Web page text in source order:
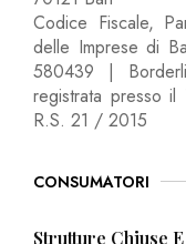
Codice Fiscale,
delle Imprese di
580439 |
registrata presso
R.S. 21 / 2015
CONSUMATORI
Strutture Chiuse